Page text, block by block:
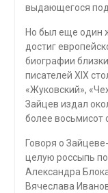
выдающегося
Но был еще один
достиг
биографии
писателей XIX
«Жуковский»,
Зайцев издал
более восьмисот
Говоря о
целую россыпь
Александра
Вячеслава